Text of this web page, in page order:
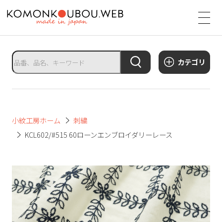
カテゴリ
小紋工房ホーム
刺繍
KCL602/#515 60ローンエンブロイダリーレース
サ
イ
ト
タ
イ
ト
ニ
ュ
を
開